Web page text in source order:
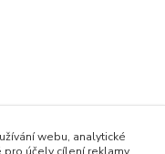
webu, analytické